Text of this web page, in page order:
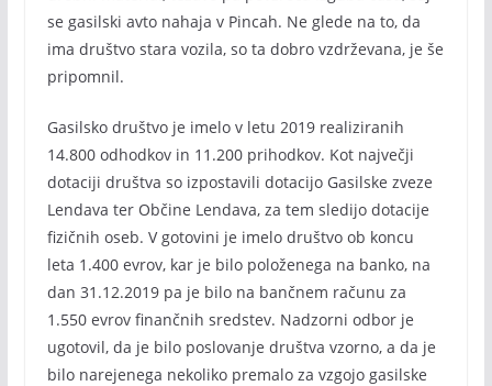
se gasilski avto nahaja v Pincah. Ne glede na to, da
ima društvo stara vozila, so ta dobro vzdrževana, je še
pripomnil.
Gasilsko društvo je imelo v letu 2019 realiziranih
14.800 odhodkov in 11.200 prihodkov. Kot največji
dotaciji društva so izpostavili dotacijo Gasilske zveze
Lendava ter Občine Lendava, za tem sledijo dotacije
fizičnih oseb. V gotovini je imelo društvo ob koncu
leta 1.400 evrov, kar je bilo položenega na banko, na
dan 31.12.2019 pa je bilo na bančnem računu za
1.550 evrov finančnih sredstev. Nadzorni odbor je
ugotovil, da je bilo poslovanje društva vzorno, a da je
bilo narejenega nekoliko premalo za vzgojo gasilske